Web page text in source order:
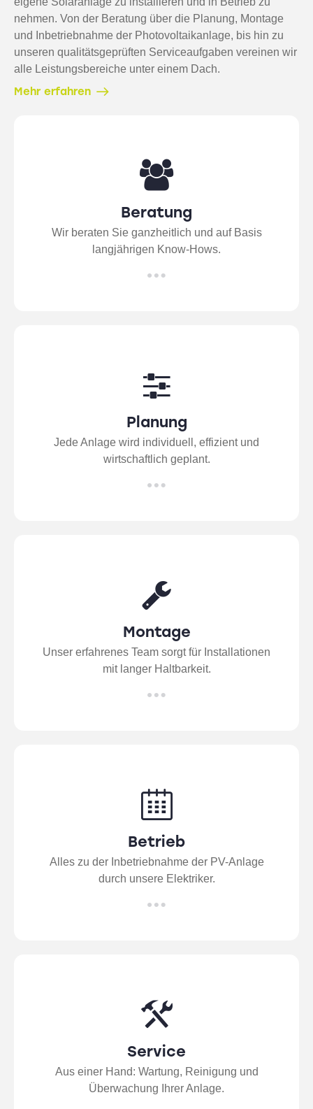
nehmen. Von der Beratung über die Planung, Montage
und Inbetriebnahme der Photovoltaikanlage, bis hin zu
unseren qualitätsgeprüften Serviceaufgaben vereinen wir
alle Leistungsbereiche unter einem Dach.
Mehr erfahren
Beratung
Wir beraten Sie ganzheitlich und auf Basis
langjährigen Know-Hows.
Planung
Jede Anlage wird individuell, effizient und
wirtschaftlich geplant.
Montage
Unser erfahrenes Team sorgt für Installationen
mit langer Haltbarkeit.
Betrieb
Alles zu der Inbetriebnahme der PV-Anlage
durch unsere Elektriker.
Service
Aus einer Hand: Wartung, Reinigung und
Überwachung Ihrer Anlage.